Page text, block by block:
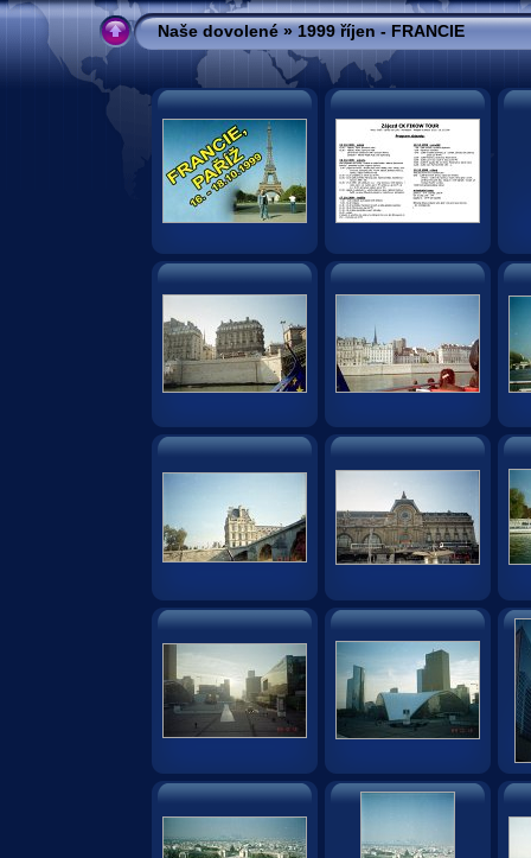
Naše dovolené» 1999 říjen - FRANCIE